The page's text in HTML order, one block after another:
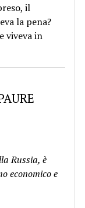
il
la pena?
viveva in
Russia, è
economico e